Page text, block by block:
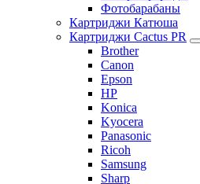
Фотобарабаны
Картриджи Катюша
Картриджи Cactus PR
Brother
Canon
Epson
HP
Konica
Kyocera
Panasonic
Ricoh
Samsung
Sharp